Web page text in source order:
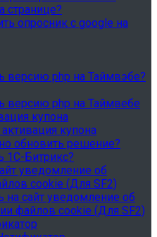
странице?
опросник с google на
версию php на Таймвэбе?
версию php на Таймвебе
купона
купона
обновить решение?
1С-Битрикс?
уведомление об
cookie (Для SF2)
на сайт уведомление об
файлов cookie (Для SF2)